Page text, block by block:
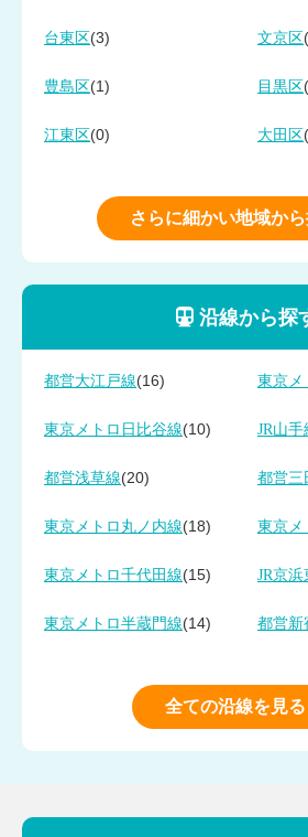
台東区 (3) 文京区
豊島区 (1) 目黒区
江東区 (0) 大田区
さらに細かい地域か
沿線から探
都営大江戸線(16) 東京メ
東京メトロ日比谷線(10) JR山手
都営浅草線(20) 都営三
東京メトロ丸ノ内線(18) 東京メ
東京メトロ千代田線(15) JR京浜
東京メトロ半蔵門線(14) 都営新
全ての沿線を見